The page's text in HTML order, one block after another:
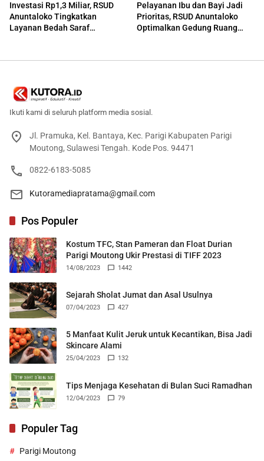
Investasi Rp1,3 Miliar, RSUD
Anuntaloko Tingkatkan
Layanan Bedah Saraf
Pelayanan Ibu dan Bayi Jadi
Prioritas, RSUD Anuntaloko
Optimalkan Gedung Ruang
Ikuti kami di seluruh platform media sosial.
Jl. Pramuka, Kel. Bantaya, Kec. Parigi Kabupaten Parigi
Moutong, Sulawesi Tengah. Kode Pos. 94471
0822-6183-5085
Kutoramediapratama@gmail.com
Pos Populer
Kostum TFC, Stan Pameran dan Float Durian
Parigi Moutong Ukir Prestasi di TIFF 2023
14/08/2023 1442
Sejarah Sholat Jumat dan Asal Usulnya
07/04/2023 427
5 Manfaat Kulit Jeruk untuk Kecantikan, Bisa Jadi
Skincare Alami
25/04/2023 132
Tips Menjaga Kesehatan di Bulan Suci Ramadhan
12/04/2023 79
Populer Tag
Parigi Moutong